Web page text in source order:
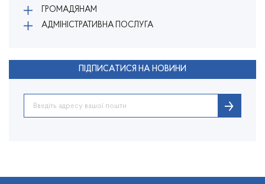
ГРОМАДЯНАМ
АДМІНІСТРАТИВНА ПОСЛУГА
ПІДПИСАТИСЯ НА НОВИНИ